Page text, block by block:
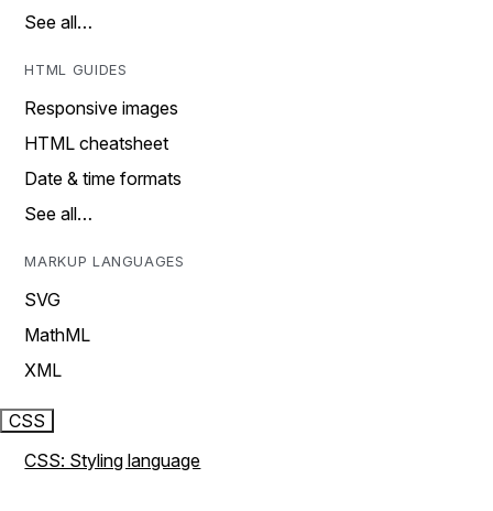
See all…
HTML GUIDES
Responsive images
HTML cheatsheet
Date & time formats
See all…
MARKUP LANGUAGES
SVG
MathML
XML
CSS
CSS: Styling language